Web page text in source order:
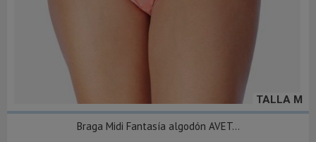
TALLA M
Braga Midi Fantasía algodón AVET...